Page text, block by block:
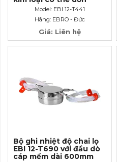
cong dài 500mm
Model: EBI 12-T441
Hãng: EBRO - Đức
Giá: Liên hệ
Bộ ghi nhiệt độ chai lọ
EBI 12-T690 với đầu dò
cáp mềm dài 600mm